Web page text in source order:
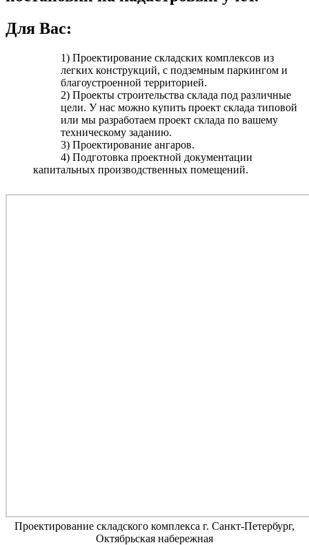
Для Вас:
1) Проектирование складских комплексов из
легких конструкций, с подземным паркингом и
благоустроенной территорией.
2) Проекты строительства склада под различные
цели. У нас можно купить проект склада типовой
или мы разработаем проект склада по вашему
техническому заданию.
3) Проектирование ангаров.
4) Подготовка проектной документации
капитальных производственных помещений.
Проектирование складского комплекса г. Санкт-Петербург,
Октябрьская набережная